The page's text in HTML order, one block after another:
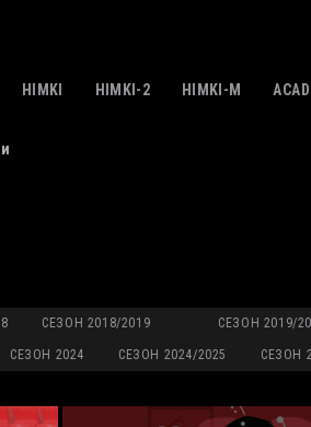
HIMKI HIMKI-2 HIMKI-M
СЕЗОН 2018/2019 СЕЗОН 2019/
СЕЗОН 2024 СЕЗОН 2024/2025 СЕЗОН